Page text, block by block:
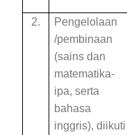
2.
Pengelolaan
/pembinaan
(sains dan
matematika-
ipa, serta
bahasa
inggris), diikuti